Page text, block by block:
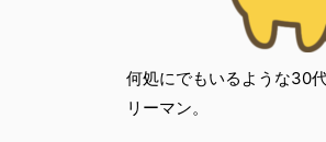
何処にでもいるような30
リーマン。